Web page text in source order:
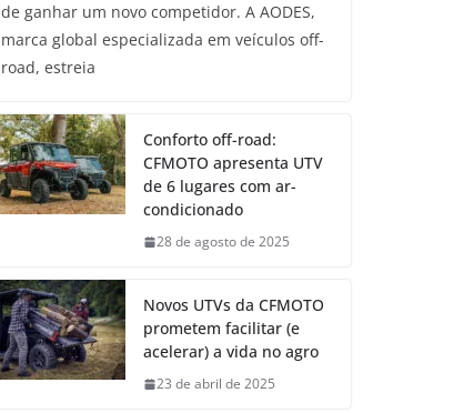
de ganhar um novo competidor. A AODES,
marca global especializada em veículos off-
road, estreia
Conforto off-road:
CFMOTO apresenta UTV
de 6 lugares com ar-
condicionado
28 de agosto de 2025
Novos UTVs da CFMOTO
prometem facilitar (e
acelerar) a vida no agro
23 de abril de 2025